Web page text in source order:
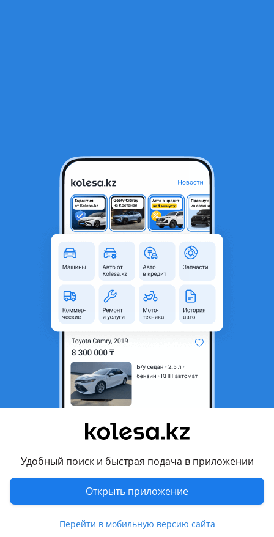
Удобный поиск и быстрая подача в приложении
Открыть приложение
Перейти в мобильную версию сайта
Mazda 626 1995 года
Объявление находится в архиве и может быть
аварийная/не на ходу
Астана, Акмолинская
1991 - 1997 GE
Объем двигателя, л
Механика
Руль
Слева
Растаможен в Казахстане
Комментарий продавца